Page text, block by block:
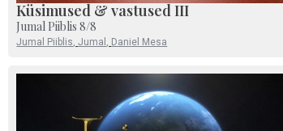
Küsimused & vastused III
Jumal Piiblis 8/8
Jumal Piiblis,Jumal , Daniel Mesa